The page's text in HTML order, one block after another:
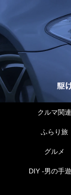
クルマ関連
ふらり旅
グルメ
DIY -男の手